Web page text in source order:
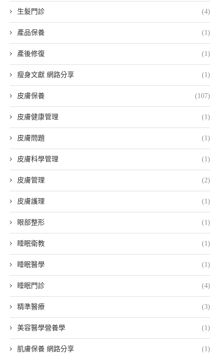
生髮門診 (4)
產品保養 (1)
產後修復 (1)
瘦身文獻 網路分享 (1)
皮膚保養 (107)
皮膚健康管理 (1)
皮膚問題 (1)
皮膚科學管理 (1)
皮膚管理 (2)
皮膚護理 (1)
眼部整形 (1)
睡眠衛教 (1)
睡眠醫學 (1)
睡眠門診 (4)
精準醫療 (3)
美容醫學營養學 (1)
肌膚保養 網路分享 (1)